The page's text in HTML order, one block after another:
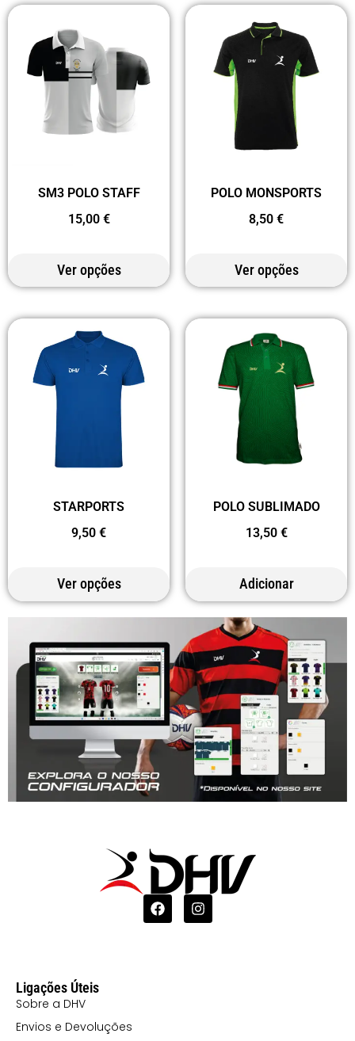
SM3 POLO STAFF
15,00 €
Ver opções
POLO MONSPORTS
8,50 €
Ver opções
STARPORTS
9,50 €
Ver opções
POLO SUBLIMADO
13,50 €
Adicionar
Ligações Úteis
Sobre a DHV
Envios e Devoluções